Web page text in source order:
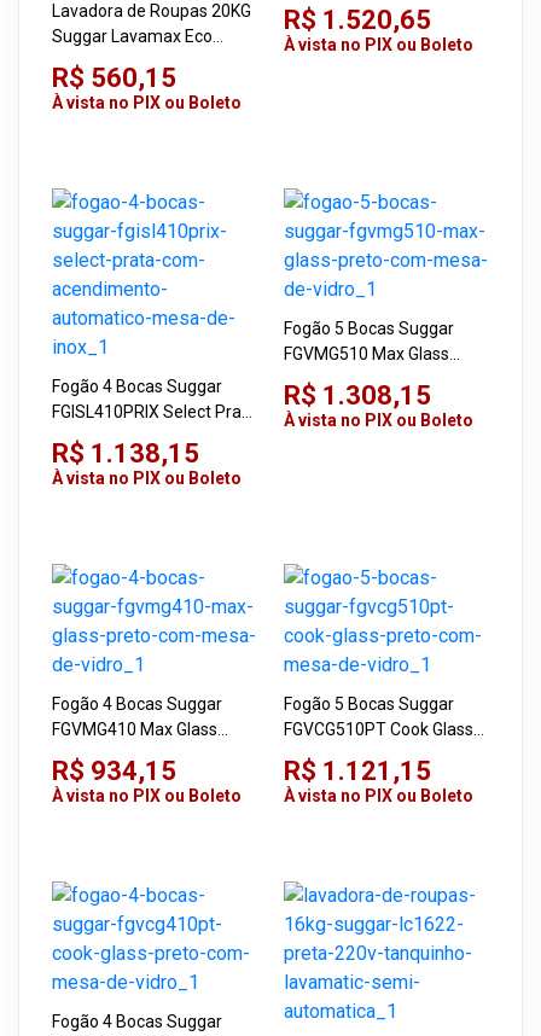
Lavadora de Roupas 20KG
Suggar Lavamax Eco
LE2022PR Prata 220V
Semi-automática
R$ 560,15
À vista no PIX ou Boleto
R$ 1.520,65
À vista no PIX ou Boleto
Fogão 4 Bocas Suggar
FGISL410PRIX Select Prata
com Acendimento
Automático Mesa de Inox
R$ 1.138,15
À vista no PIX ou Boleto
Fogão 5 Bocas Suggar
FGVMG510 Max Glass
Preto com Mesa de Vidro
R$ 1.308,15
À vista no PIX ou Boleto
Fogão 4 Bocas Suggar
FGVMG410 Max Glass
Preto com Mesa de Vidro
R$ 934,15
À vista no PIX ou Boleto
Fogão 5 Bocas Suggar
FGVCG510PT Cook Glass
Preto com Mesa de Vidro
R$ 1.121,15
À vista no PIX ou Boleto
Fogão 4 Bocas Suggar